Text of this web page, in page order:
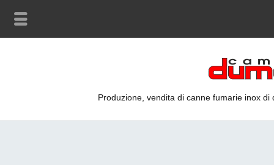
Produzione, vendita di canne fumarie inox